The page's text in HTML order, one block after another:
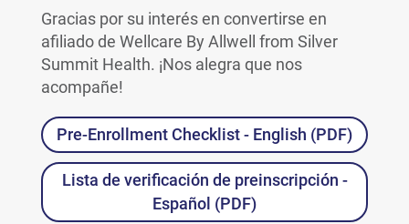
Gracias por su interés en convertirse en
afiliado de Wellcare By Allwell from Silver
Summit Health. ¡Nos alegra que nos
acompañe!
Pre-Enrollment Checklist - English (PDF)
Lista de verificación de preinscripción -
Español (PDF)